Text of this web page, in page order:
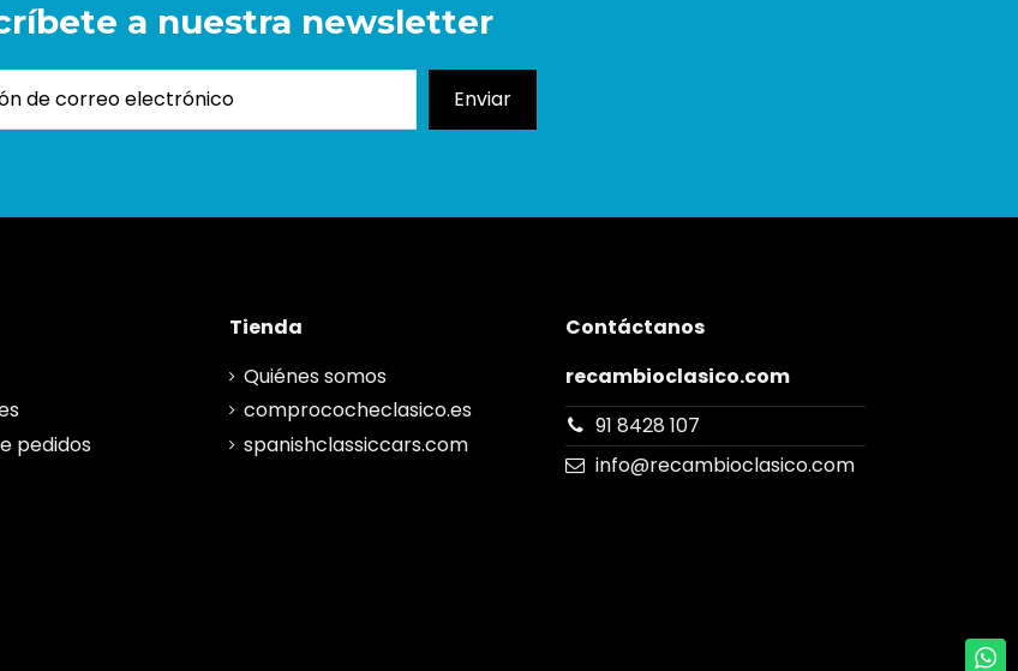
a nuestra newsletter
pedidos
Tienda
Quiénes somos
comprococheclasico.es
spanishclassiccars.com
Contáctanos
recambioclasico.com
91 8428 107
info@recambioclasico.com